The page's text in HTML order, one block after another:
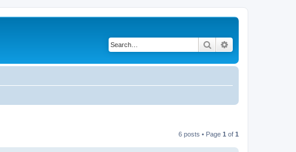
Search
6 posts • Page 1 of 1